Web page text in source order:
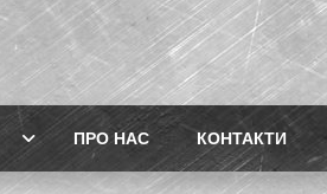
ПРО НАС КОНТАКТИ